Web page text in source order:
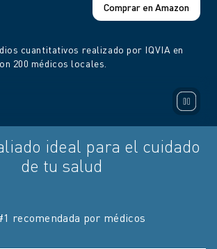
Comprar en Amazon
cuantitativos realizado por IQVIA en
200 médicos locales.
ideal para el cuidado
de tu salud
recomendada por médicos